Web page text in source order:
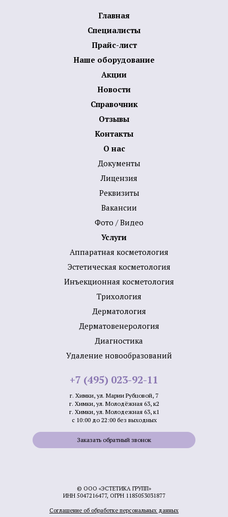
Главная
Специалисты
Прайс-лист
Наше оборудование
Акции
Новости
Справочник
Отзывы
Контакты
О нас
Документы
Лицензия
Реквизиты
Вакансии
Фото / Видео
Услуги
Аппаратная косметология
Эстетическая косметология
Инъекционная косметология
Трихология
Дермато­логия
Дерматовенерология
Диагностика
Удаление новообразований
+7 (495) 023-92-11
г. Химки, ул. Марии Рубцовой, 7
г. Химки, ул. Молодёжная 63, к2
г. Химки, ул. Молодежная 63, к1
с 10:00 до 22:00 без выходных
Заказать обратный звонок
© ООО «ЭСТЕТИКА ГРУПП»
ИНН 5047216477, ОГРН 1185053031877
Соглашение об обработке персональных данных